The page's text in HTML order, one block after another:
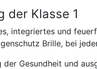
der Klasse 1
integriertes und
Brille, bei
Gesundheit und